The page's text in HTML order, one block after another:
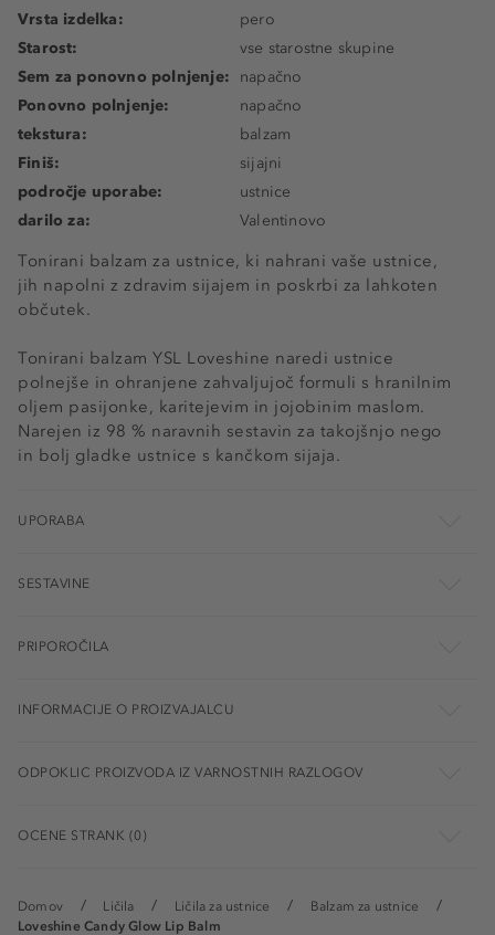
Domov Ličila Ličila za ustnice
Balzam za ustnice
Loveshine Candy Glow Lip Balm
Tonirani balzam za ustnice, ki nahrani vaše ustnice,
jih napolni z zdravim sijajem in poskrbi za lahkoten
občutek.
Tonirani balzam YSL Loveshine naredi ustnice
polnejše in ohranjene zahvaljujoč formuli s hranilnim
oljem pasijonke, karitejevim in jojobinim maslom.
Narejen iz 98 % naravnih sestavin za takojšnjo nego
in bolj gladke ustnice s kančkom sijaja.
Vrsta izdelka:
pero
Starost:
vse starostne skupine
Sem za ponovno polnjenje:
napačno
Ponovno polnjenje:
napačno
tekstura:
balzam
Finiš:
sijajni
področje uporabe:
ustnice
darilo za:
Valentinovo
UPORABA
SESTAVINE
PRIPOROČILA
INFORMACIJE O PROIZVAJALCU
ODPOKLIC PROIZVODA IZ VARNOSTNIH RAZLOGOV
OCENE STRANK (0)